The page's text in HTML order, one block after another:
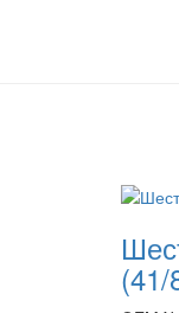
(41/